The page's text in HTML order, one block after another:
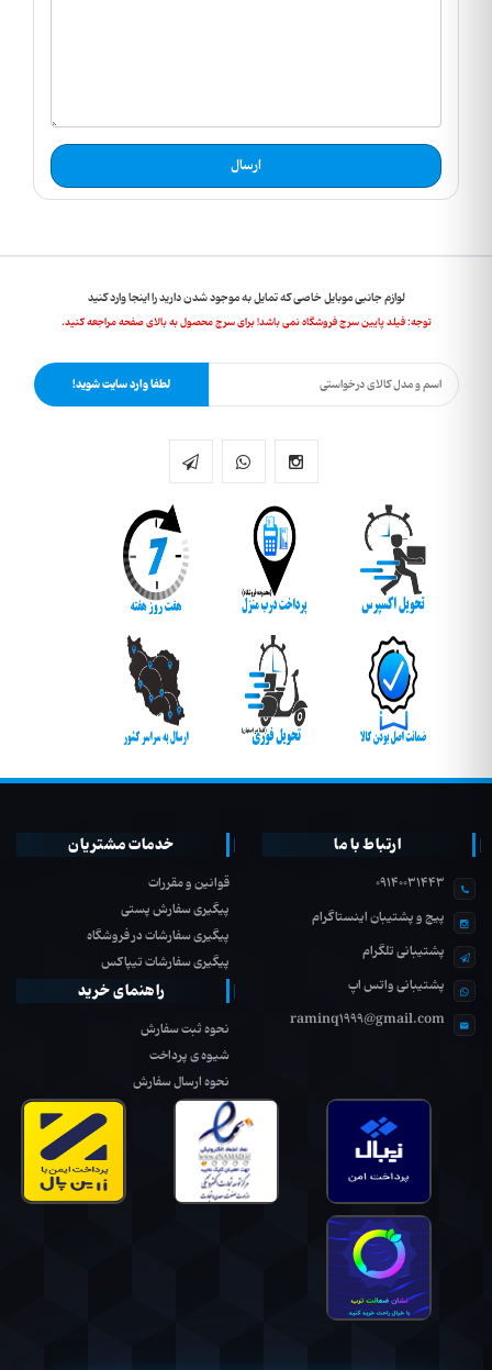
ارسال
لوازم جانبی موبایل خاصی که تمایل به موجود شدن دارید را اینجا وارد کنید
توجه: فیلد پایین سرچ فروشگاه نمی باشد! برای سرچ محصول به بالای صفحه مراجعه کنید.
لطفا وارد سایت شوید!
ارتباط با ما
09140031443
پیج و پشتیبان اینستاگرام
پشتیبانی تلگرام
پشتیبانی واتس اپ
raminq1999@gmail.com
خدمات مشتریان
قوانین و مقررات
پیگیری سفارش پستی
پیگیری سفارشات در فروشگاه
پیگیری سفارشات تیپاکس
راهنمای خرید
نحوه ثبت سفارش
شیوه ی پرداخت
نحوه ارسال سفارش